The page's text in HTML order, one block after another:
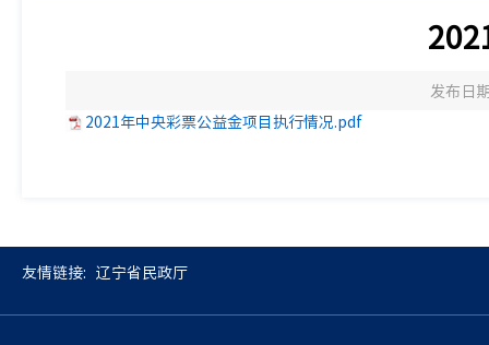
发布日
2021年中央彩票公益金项目执行情况.pdf
友情链接: 辽宁省民政厅